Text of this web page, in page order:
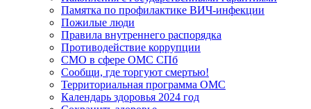
Памятка по профилактике ВИЧ-инфекции
Пожилые люди
Правила внутреннего распорядка
Противодействие коррупции
СМО в сфере ОМС СПб
Сообщи, где торгуют смертью!
Территориальная программа ОМС
Календарь здоровья 2024 год